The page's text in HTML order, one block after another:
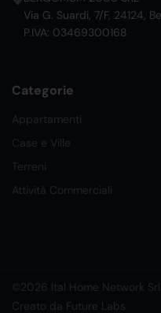
Via G. Suardi, 7/F, 24124,
P.IVA: 03469300168
Categorie
Appartamenti
Case e Ville
Terreni
Attività Commerciali
©2026 Ital Home Network
Creato da Future Labs